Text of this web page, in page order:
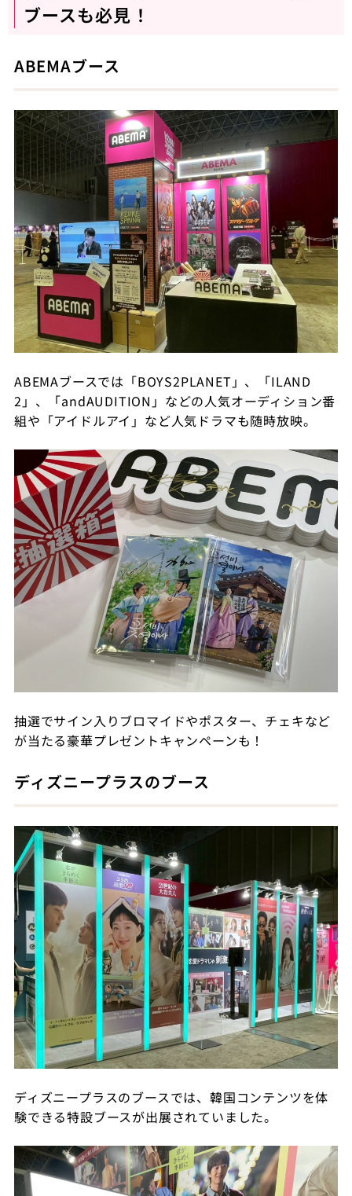
ブースも必見！
ABEMAブース
ABEMAブースでは「BOYS2PLANET」、「ILAND
2」、「andAUDITION」などの人気オーディション番
組や「アイドルアイ」など人気ドラマも随時放映。
抽選でサイン入りブロマイドやポスター、チェキなど
が当たる豪華プレゼントキャンペーンも！
ディズニープラスのブース
ディズニープラスのブースでは、韓国コンテンツを体
験できる特設ブースが出展されていました。